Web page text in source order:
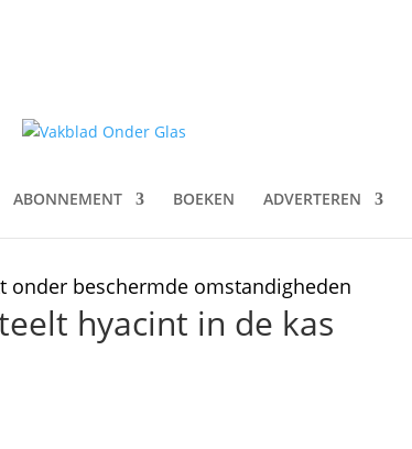
ABONNEMENT BOEKEN ADVERTEREN
onder beschermde omstandigheden
hyacint in de kas